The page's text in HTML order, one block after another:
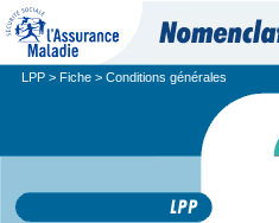
LPP > Fiche > Conditions générales